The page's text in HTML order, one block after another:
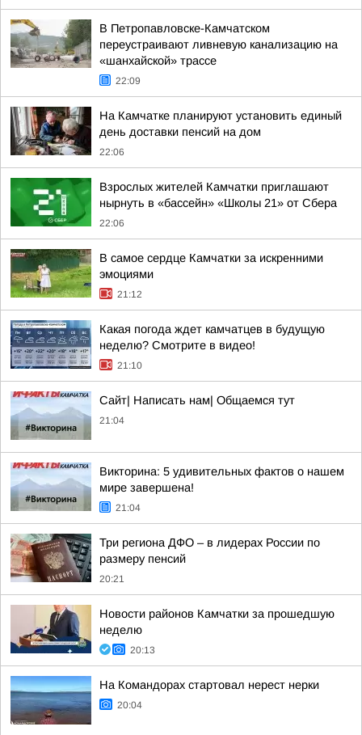
В Петропавловске-Камчатском
переустраивают ливневую канализацию на
«шанхайской» трассе
22:09
На Камчатке планируют установить единый
день доставки пенсий на дом
22:06
Взрослых жителей Камчатки приглашают
нырнуть в «бассейн» «Школы 21» от Сбера
22:06
В самое сердце Камчатки за искренними
эмоциями
21:12
Какая погода ждет камчатцев в будущую
неделю? Cмотрите в видео!
21:10
Сайт| Написать нам| Общаемся тут
21:04
Викторина: 5 удивительных фактов о нашем
мире завершена!
21:04
Три региона ДФО – в лидерах России по
размеру пенсий
20:21
Новости районов Камчатки за прошедшую
неделю
20:13
На Командорах стартовал нерест нерки
20:04